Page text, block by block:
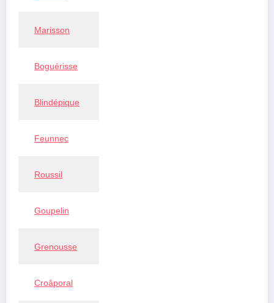
Marisson
Boguérisse
Blindépique
Feunnec
Roussil
Goupelin
Grenousse
Croâporal